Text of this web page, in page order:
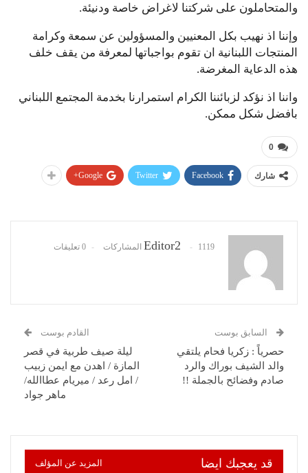
والمتحاملون على شركتنا لاغراض خاصة ودنيئة.
وإننا اذ نهيب بكل المعنيين والمسؤولين عن سمعة وكرامة
المنتجات اللبنانية ان تقوم بواجباتها لمعرفة من يقف خلف
هذه الدعاية المغرضة.
واننا اذ نؤكد لزبائننا الكرام استمرارنا بخدمة المجتمع اللبناني
بافضل شكل ممكن.
0
شارك Facebook
Twitter
Google+
Editor2 1119 المشاركات 0 تعليقات
السابق بوست
حصرياً : زكريا فحام يلتقي
والد الشيف بوراك والرد
صادم وفضائح بالجملة !!
القادم بوست
ليلة صيف طربية في قصر
المازة / اهدن مع ايمن زبيب
/ امل رعد / ميريام عطاالله/
ماهر جواد
قد يعجبك ايضا المزيد عن المؤلف